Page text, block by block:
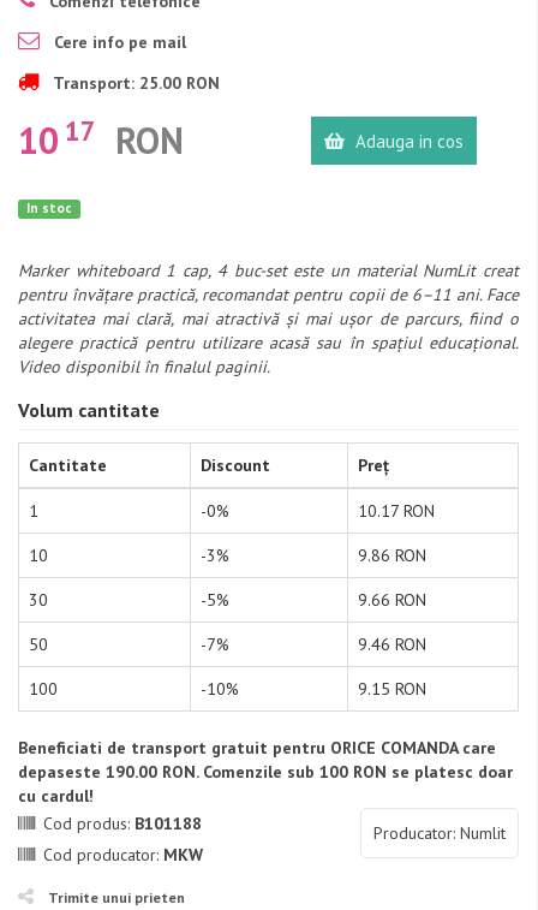
Cere info pe mail
Transport: 25.00 RON
10 17 RON Adauga in cos
In stoc
Marker whiteboard 1 cap, 4 buc-set este un material NumLit creat
pentru învățare practică, recomandat pentru copii de 6–11 ani. Face
activitatea mai clară, mai atractivă și mai ușor de parcurs, fiind o
alegere practică pentru utilizare acasă sau în spațiul educațional.
Video disponibil în finalul paginii.
Volum cantitate
Cantitate Discount Preț
1 -0% 10.17 RON
10 -3% 9.86 RON
30 -5% 9.66 RON
50 -7% 9.46 RON
100 -10% 9.15 RON
Beneficiati de transport gratuit pentru ORICE COMANDA care
depaseste 190.00 RON. Comenzile sub 100 RON se platesc doar
cu cardul!
Producator: Numlit
Cod produs: B101188
Cod producator: MKW
Trimite unui prieten